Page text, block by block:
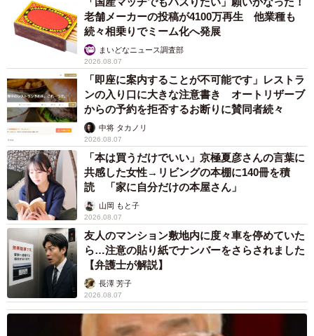
老舗メーカーの投稿が4100万再生 他業種も
続々相乗りでミーム化へ発展
まいどなニュース調査部
2026.08.07
「即座に案内することが不可能です」レストラ
ンの入り口に大きな注意書き オートリザーブ
からの予約を拒否するお断りに賛同者続々
中将 タカノリ
2026.08.07
「本は買うだけでいい」京極夏彦さんの言葉に
共感した女性→リビングの本棚に140冊を積
読 「家に自分だけの本屋さん」
山岡 もと子
2026.08.07
友人のマンション敷地内に度々車を停めていた
ら…注意の貼り紙でナンバーをさらされました
【弁護士が解説】
長澤 芳子
2026.08.07